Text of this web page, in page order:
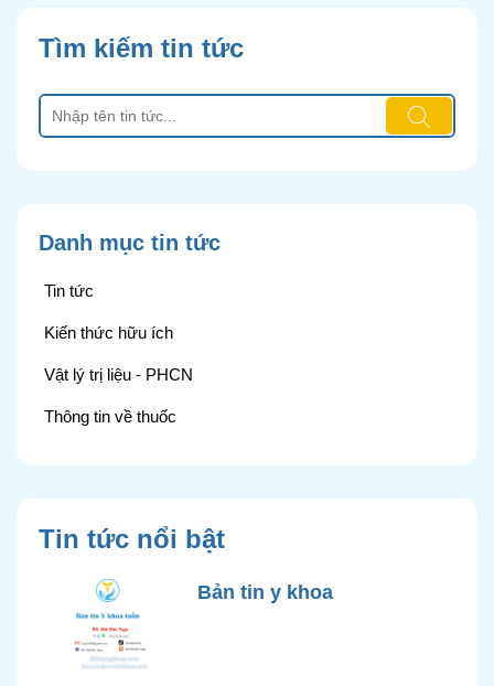
Tìm kiếm tin tức
Danh mục tin tức
Tin tức
Kiến thức hữu ích
Vật lý trị liệu - PHCN
Thông tin về thuốc
Tin tức nổi bật
Bản tin y khoa